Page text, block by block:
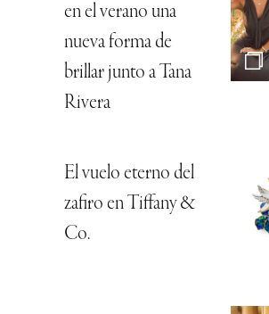
en el verano una
nueva forma de
brillar junto a Tana
Rivera
El vuelo eterno del
zafiro en Tiffany &
Co.